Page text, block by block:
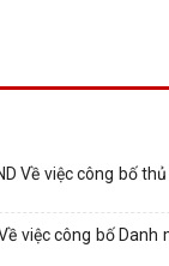
Về việc công bố
việc công bố